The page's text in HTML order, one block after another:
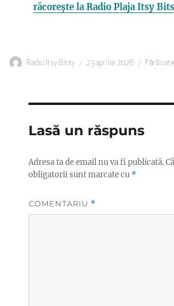
răcorește la Radio Plaja Itsy
Autor
Radio Itsy Bitsy
Publicat
23 aprilie 2026 Categorii
Fără
Lasă un răspuns
Adresa ta de email nu va fi publicată.
obligatorii sunt marcate cu *
COMENTARIU *